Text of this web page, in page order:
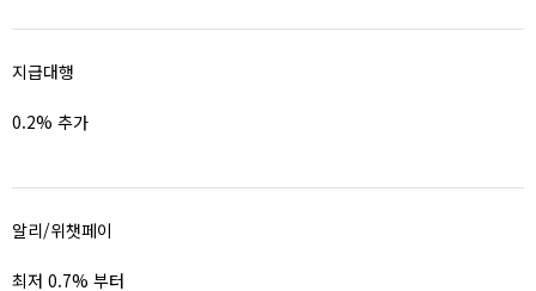
지급대행
0.2% 추가
알리/위챗페이
최저 0.7% 부터